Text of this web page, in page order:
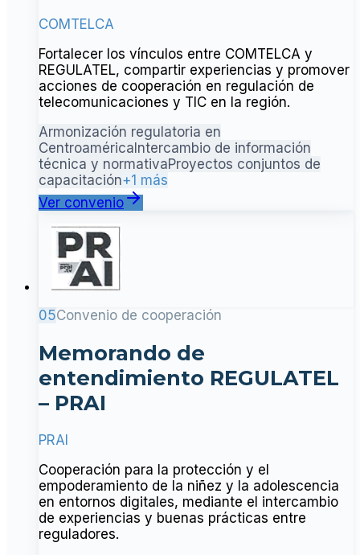
COMTELCA
Fortalecer los vínculos entre COMTELCA y
REGULATEL, compartir experiencias y promover
acciones de cooperación en regulación de
telecomunicaciones y TIC en la región.
Armonización regulatoria en
CentroaméricaIntercambio de información
técnica y normativaProyectos conjuntos de
capacitación+1 más
Ver convenio
05Convenio de cooperación
Memorando de
entendimiento REGULATEL
– PRAI
PRAI
Cooperación para la protección y el
empoderamiento de la niñez y la adolescencia
en entornos digitales, mediante el intercambio
de experiencias y buenas prácticas entre
reguladores.